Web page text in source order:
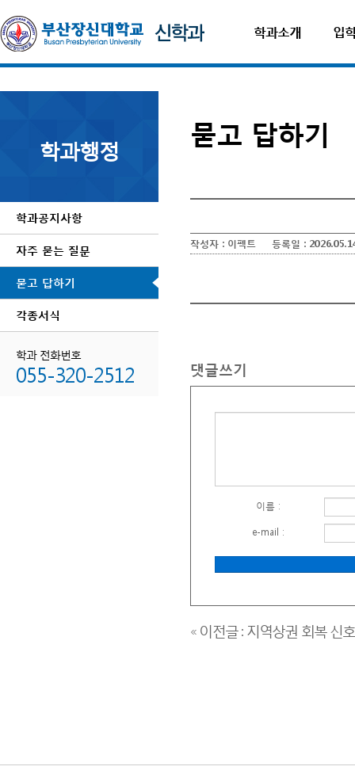
학과소개 입
학과행정
학과공지사항
자주 묻는 질문
묻고 답하기
각종서식
학과 전화번호
055-320-2512
묻고 답하기
작성자 : 이펙트 등록일 :
댓글쓰기
이름 :
e-mail :
« 이전글 : 지역상권 회복 신